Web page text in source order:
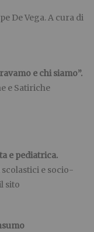
De Vega. A cura di
e chi siamo”.
e Satiriche
e pediatrica.
e socio-
sito